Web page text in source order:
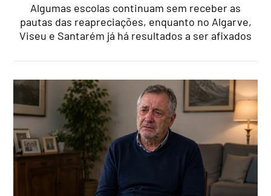
Algumas escolas continuam sem receber as
pautas das reapreciações, enquanto no Algarve,
Viseu e Santarém já há resultados a ser afixados